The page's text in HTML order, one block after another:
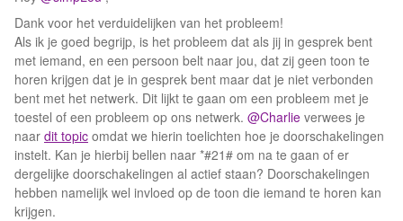
Dank voor het verduidelijken van het probleem!
Als ik je goed begrijp, is het probleem dat als jij in gesprek bent
met iemand, en een persoon belt naar jou, dat zij geen toon te
horen krijgen dat je in gesprek bent maar dat je niet verbonden
bent met het netwerk. Dit lijkt te gaan om een probleem met je
toestel of een probleem op ons netwerk. @Charlie verwees je
naar dit topic omdat we hierin toelichten hoe je doorschakelingen
instelt. Kan je hierbij bellen naar *#21# om na te gaan of er
dergelijke doorschakelingen al actief staan? Doorschakelingen
hebben namelijk wel invloed op de toon die iemand te horen kan
krijgen.